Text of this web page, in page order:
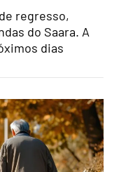
regresso,
do Saara. A
dias